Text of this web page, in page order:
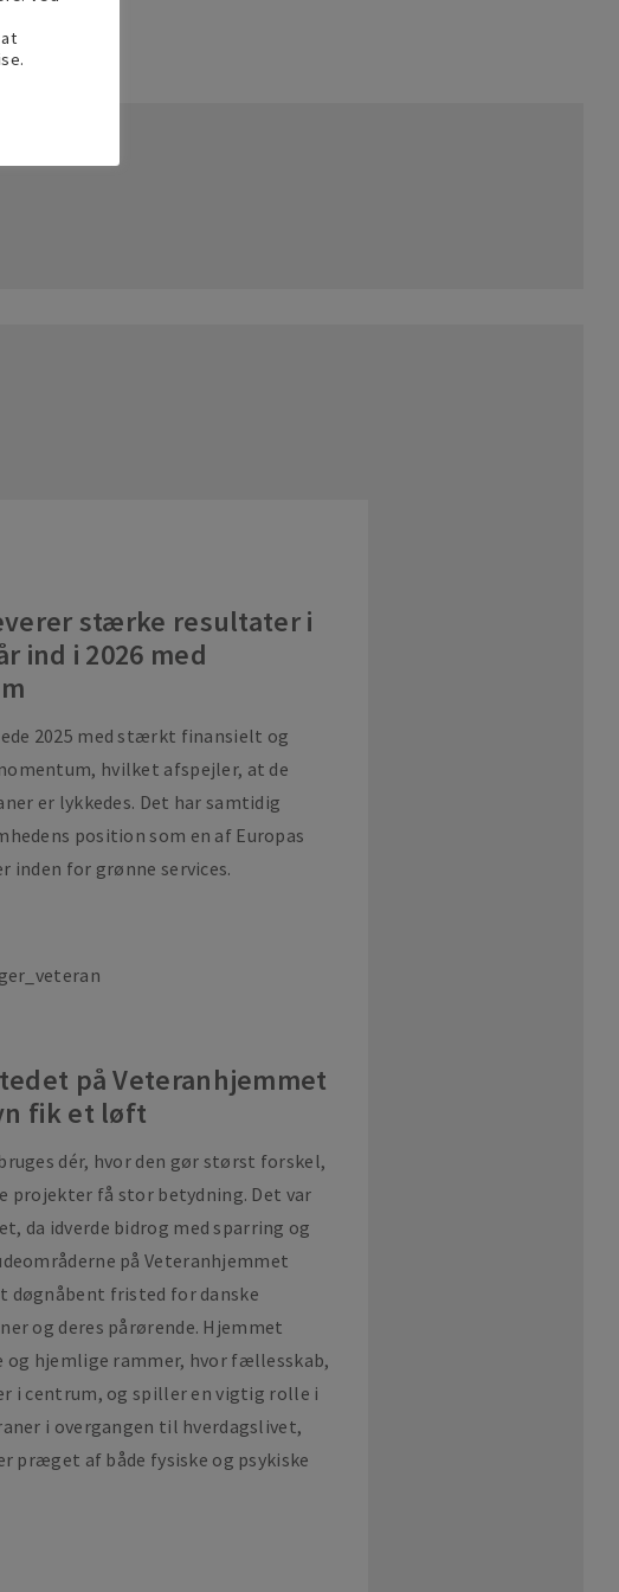
stærke resultater i
ind i 2026 med
2025 med stærkt finansielt og
hvilket afspejler, at de
er lykkedes. Det har samtidig
position som en af Europas
inden for grønne services.
på Veteranhjemmet
fik et løft
dér, hvor den gør størst forskel,
projekter få stor betydning. Det var
da idverde bidrog med sparring og
på Veteranhjemmet
døgnåbent fristed for danske
og deres pårørende. Hjemmet
og hjemlige rammer, hvor fællesskab,
i centrum, og spiller en vigtig rolle i
i overgangen til hverdagslivet,
præget af både fysiske og psykiske